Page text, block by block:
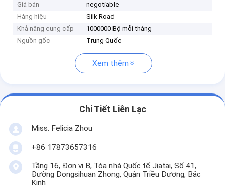
Giá bán
negotiable
Hàng hiệu
Silk Road
Khả năng cung cấp
1000000 Bộ mỗi tháng
Nguồn gốc
Trung Quốc
Xem thêm
Chi Tiết Liên Lạc
Miss. Felicia Zhou
+86 17873657316
Tầng 16, Đơn vị B, Tòa nhà Quốc tế Jiatai, Số 41,
Đường Dongsihuan Zhong, Quận Triều Dương, Bắc
Kinh